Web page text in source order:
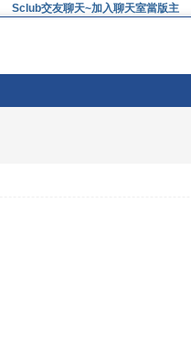
Sclub交友聊天~加入聊天室當版主